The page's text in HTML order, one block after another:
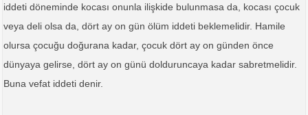
iddeti döneminde kocası onunla ilişkide bulunmasa da, kocası çocuk
veya deli olsa da, dört ay on gün ölüm iddeti beklemelidir. Hamile
olursa çocuğu doğurana kadar, çocuk dört ay on günden önce
dünyaya gelirse, dört ay on günü dolduruncaya kadar sabretmelidir.
Buna vefat iddeti denir.